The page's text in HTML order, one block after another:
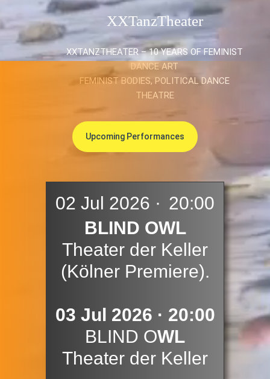
XXTanzTheater
XXTANZTHEATER – 10 YEARS OF FEMINIST
DANCE ART
FEMINIST BODIES, POLITICAL DANCE
THEATRE
NEWS
Upcoming Performances
02 Jul 2026 · 20:00
BLIND OWL
Theater der Keller
(Kölner Premiere).
03 Jul 2026 · 20:00
BLIND OWL
Theater der Keller